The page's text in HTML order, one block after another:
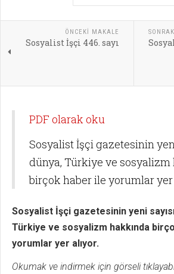
ÖNCEKI MAKALE
Sosyalist İşçi 446. sayı
PDF olarak oku
Sosyalist İşçi gazetesinin
dünya, Türkiye ve sosyalizm
birçok haber ile yorumlar yer
Sosyalist İşçi gazetesinin yeni
Türkiye ve sosyalizm hakkında
yorumlar yer alıyor.
Okumak ve indirmek için görseli